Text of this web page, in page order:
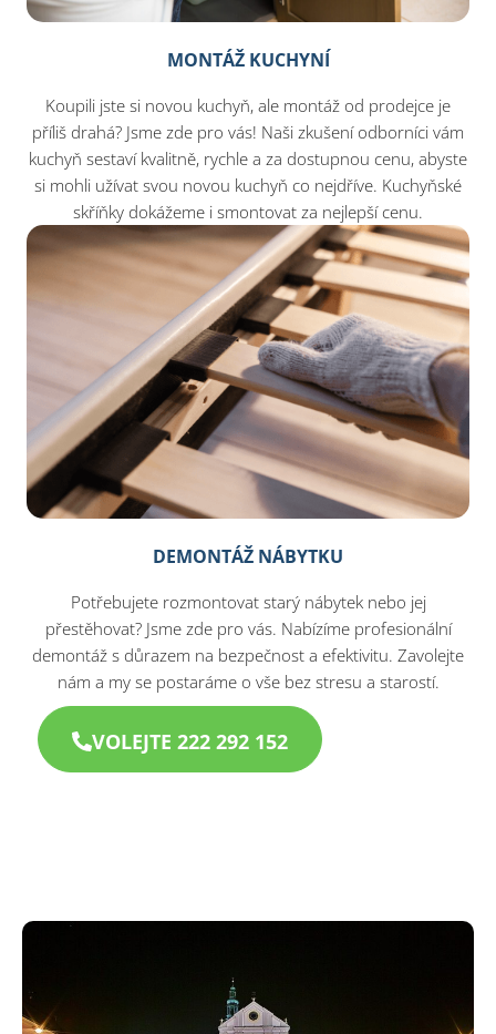
MONTÁŽ KUCHYNÍ
Koupili jste si novou kuchyň, ale montáž od prodejce je
příliš drahá? Jsme zde pro vás! Naši zkušení odborníci vám
kuchyň sestaví kvalitně, rychle a za dostupnou cenu, abyste
si mohli užívat svou novou kuchyň co nejdříve. Kuchyňské
skříňky dokážeme i smontovat za nejlepší cenu.​
DEMONTÁŽ NÁBYTKU
Potřebujete rozmontovat starý nábytek nebo jej
přestěhovat? Jsme zde pro vás. Nabízíme profesionální
demontáž s důrazem na bezpečnost a efektivitu. Zavolejte
nám a my se postaráme o vše bez stresu a starostí.​
VOLEJTE 222 292 152